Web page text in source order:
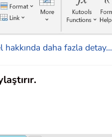
daha fazla detay...